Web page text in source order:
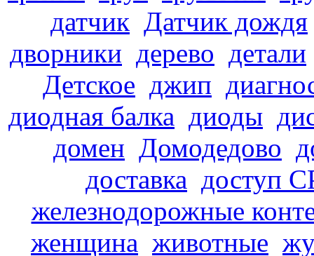
датчик Датчик дождя
дворники дерево детали
Детское джип
диодная балка диоды
домен Домодедово
доставка доступ
железнодорожные
женщина животные